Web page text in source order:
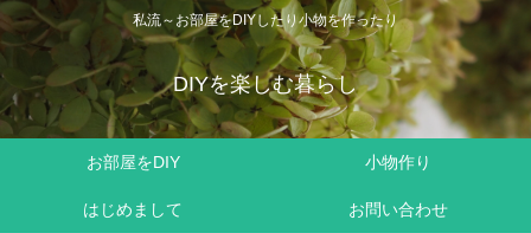
私流～お部屋をDIYしたり小物を作ったり
DIYを楽しむ暮らし
お部屋をDIY 小物作り
はじめまして お問い合わせ